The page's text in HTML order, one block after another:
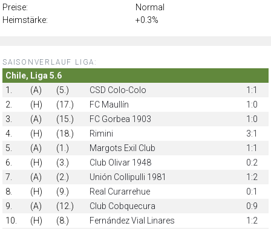
Preise:
Normal
Heimstärke:
+0.3%
SAISONVERLAUF LIGA:
Chile, Liga 5.6
1.
(A) (5.) CSD Colo-Colo
1:1
2.
(H) (17.) FC Maullín
1:0
3.
(A) (15.) FC Gorbea 1903
1:0
4.
(H) (18.) Rimini
3:1
5.
(A) (1.) Margots Exil Club
1:1
6.
(H) (3.) Club Olivar 1948
0:2
7.
(A) (2.) Unión Collipulli 1981
1:2
8.
(H) (9.) Real Curarrehue
0:1
9.
(A) (12.) Club Cobquecura
0:9
10.
(H) (8.) Fernández Vial Linares
1:2